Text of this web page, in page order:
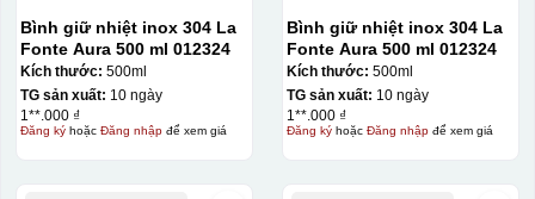
vàng, khi in ở nhiệt cao, nền đó sẽ cháy và biến mất để
lại mực in logo dính chết lên gốm sứ [gallery link="file"
size="full" ids="29792,29791,29790"]
Bình giữ nhiệt inox 304 La
Fonte Aura 500 ml 012324
Kích thước: 500ml
TG sản xuất: 10 ngày
1**.000 ₫
Đăng kýhoặc Đăng nhậpđể xem giá
Bình giữ nhiệt inox 304 La
Fonte Aura 500 ml 012324
Kích thước: 500ml
TG sản xuất: 10 ngày
1**.000 ₫
Đăng kýhoặc Đăng nhậpđể xem giá